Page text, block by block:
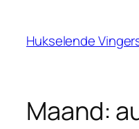
Hukselende
Maand: